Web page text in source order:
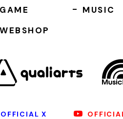
GAME
WEBSHOP
MUSIC
OFFICIAL X